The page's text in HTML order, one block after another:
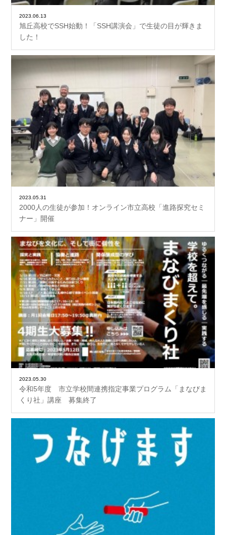
2023.06.13
旭丘高校でSSH始動！「SSH講演会」で生徒の目が輝きま
した！
2023.05.31
2000人の生徒が参加！オンライン市立高校「進路探究セミ
ナー」開催
2023.05.30
令和5年度 市立学校間連携指定事業プログラム「まなびま
くり社」講座 募集終了